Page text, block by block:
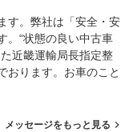
す。弊社は「安全・安
。“状態の良い中古車
近畿運輸局長指定整
おります。お車のこと
メッセージをもっと見る